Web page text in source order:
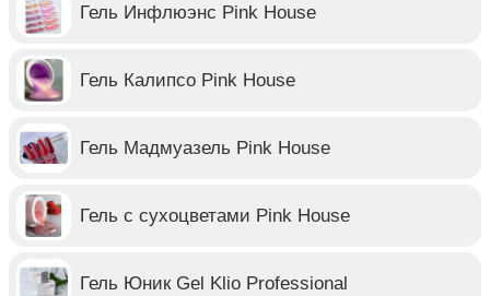
Гель Инфлюэнс Pink House
Гель Калипсо Pink House
Гель Мадмуазель Pink House
Гель с сухоцветами Pink House
Гель Юник Gel Klio Professional